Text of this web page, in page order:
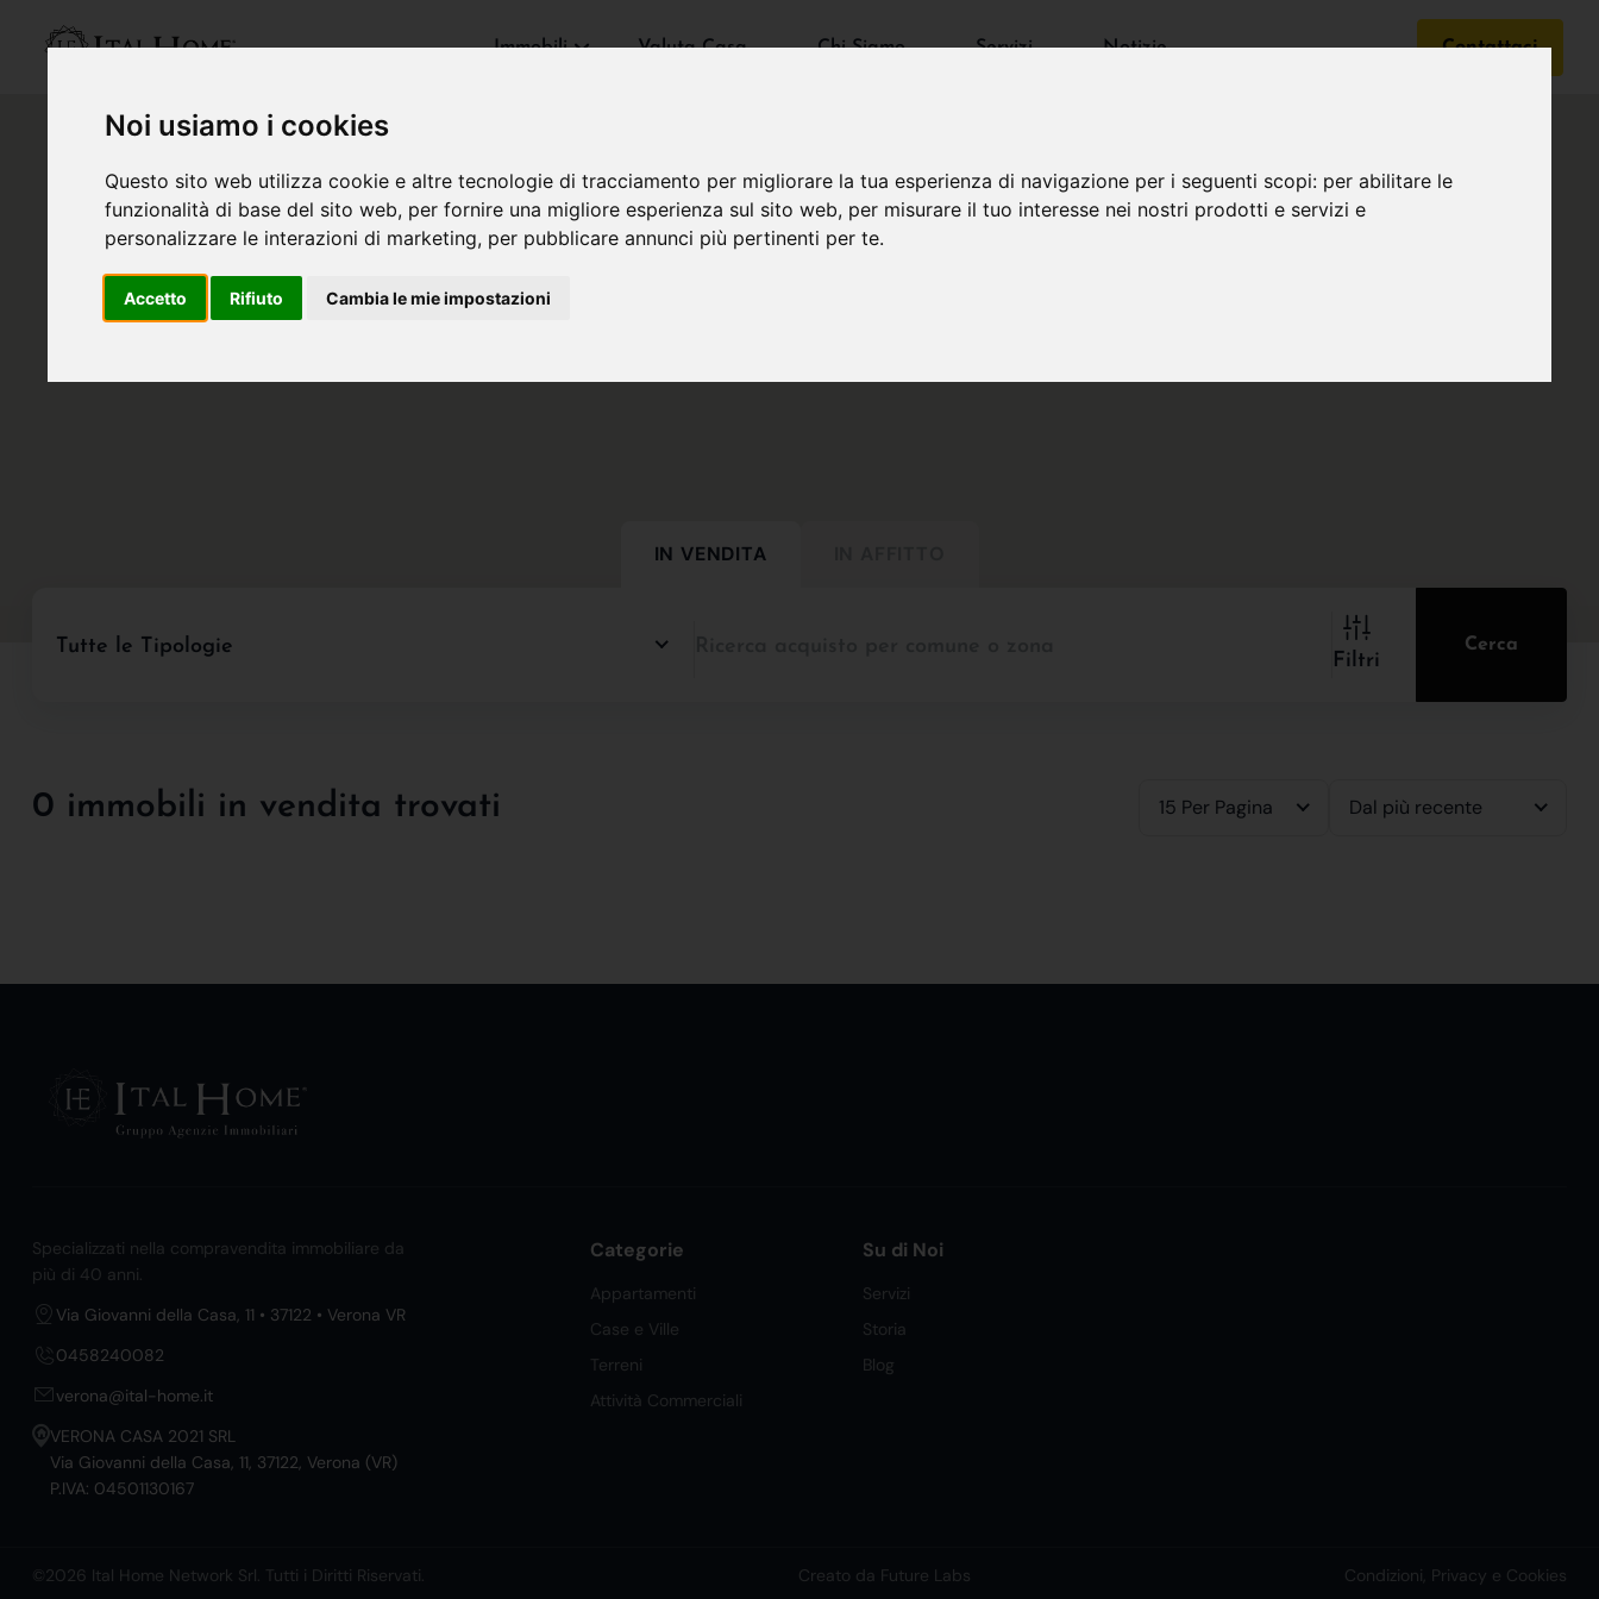
Noi usiamo i cookies
Questo sito web utilizza cookie e altre tecnologie di tracciamento per migliorare la tua esperienza di navigazione per i seguenti scopi: per abilitare le
funzionalità di base del sito web, per fornire una migliore esperienza sul sito web, per misurare il tuo interesse nei nostri prodotti e servizi e
personalizzare le interazioni di marketing, per pubblicare annunci più pertinenti per te.
Accetto Rifiuto Cambia le mie impostazioni
Immobili Valuta Casa Chi Siamo Servizi Notizie Contattaci
IN VENDITA
Tutte le Tipologie
Filtri
Cerca
0 immobili in vendita trovati 15 Per Pagina Dal più recente
Specializzati nella compravendita immobiliare da
più di 40 anni.
Via Giovanni della Casa, 11 • 37122 • Verona VR
0458240082
verona@ital-home.it
VERONA CASA 2021 SRL
Via Giovanni della Casa, 11, 37122, Verona (VR)
P.IVA: 04501130167
Categorie
Appartamenti
Case e Ville
Terreni
Attività Commerciali
Su di Noi
Servizi
Storia
Blog
©2026 Ital Home Network Srl. Tutti i Diritti Riservati. Creato da Future Labs Condizioni, Privacy e Cookies